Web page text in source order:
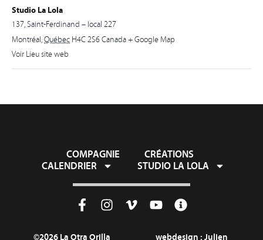
Studio La Lola
137, Saint-Ferdinand – local 227
Montréal,Québec H4C 2S6Canada+ Google Map
Voir Lieu site web
COMPAGNIE
CRÉATIONS
CALENDRIER
STUDIO LA LOLA
©2026 La Otra Orilla webdesign : Julien